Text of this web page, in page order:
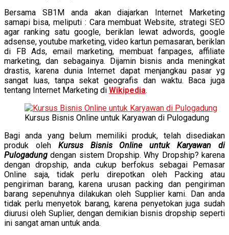
Bersama SB1M anda akan diajarkan Internet Marketing
samapi bisa, meliputi : Cara membuat Website, strategi SEO
agar ranking satu google, beriklan lewat adwords, google
adsense, youtube marketing, video kartun pemasaran, beriklan
di FB Ads, email marketing, membuat fanpages, affiliate
marketing, dan sebagainya. Dijamin bisnis anda meningkat
drastis, karena dunia Internet dapat menjangkau pasar yg
sangat luas, tanpa sekat geografis dan waktu. Baca juga
tentang Internet Marketing di Wikipedia.
Kursus Bisnis Online untuk Karyawan di Pulogadung
Bagi anda yang belum memiliki produk, telah disediakan
produk oleh Kursus Bisnis Online untuk Karyawan di
Pulogadung dengan sistem Dropship. Why Dropship? karena
dengan dropship, anda cukup berfokus sebagai Pemasar
Online saja, tidak perlu direpotkan oleh Packing atau
pengiriman barang, karena urusan packing dan pengiriman
barang sepenuhnya dilakukan oleh Supplier kami. Dan anda
tidak perlu menyetok barang, karena penyetokan juga sudah
diurusi oleh Suplier, dengan demikian bisnis dropship seperti
ini sangat aman untuk anda.